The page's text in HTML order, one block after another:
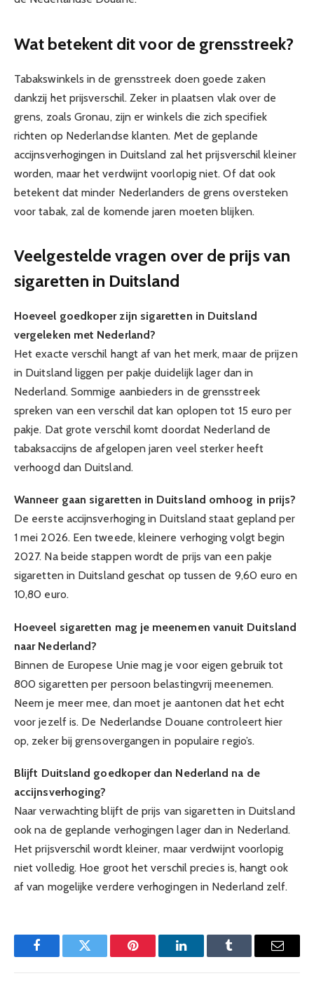
Wat betekent dit voor de grensstreek?
Tabakswinkels in de grensstreek doen goede zaken
dankzij het prijsverschil. Zeker in plaatsen vlak over de
grens, zoals Gronau, zijn er winkels die zich specifiek
richten op Nederlandse klanten. Met de geplande
accijnsverhogingen in Duitsland zal het prijsverschil kleiner
worden, maar het verdwijnt voorlopig niet. Of dat ook
betekent dat minder Nederlanders de grens oversteken
voor tabak, zal de komende jaren moeten blijken.
Veelgestelde vragen over de prijs van
sigaretten in Duitsland
Hoeveel goedkoper zijn sigaretten in Duitsland
vergeleken met Nederland?
Het exacte verschil hangt af van het merk, maar de prijzen
in Duitsland liggen per pakje duidelijk lager dan in
Nederland. Sommige aanbieders in de grensstreek
spreken van een verschil dat kan oplopen tot 15 euro per
pakje. Dat grote verschil komt doordat Nederland de
tabaksaccijns de afgelopen jaren veel sterker heeft
verhoogd dan Duitsland.
Wanneer gaan sigaretten in Duitsland omhoog in prijs?
De eerste accijnsverhoging in Duitsland staat gepland per
1 mei 2026. Een tweede, kleinere verhoging volgt begin
2027. Na beide stappen wordt de prijs van een pakje
sigaretten in Duitsland geschat op tussen de 9,60 euro en
10,80 euro.
Hoeveel sigaretten mag je meenemen vanuit Duitsland
naar Nederland?
Binnen de Europese Unie mag je voor eigen gebruik tot
800 sigaretten per persoon belastingvrij meenemen.
Neem je meer mee, dan moet je aantonen dat het echt
voor jezelf is. De Nederlandse Douane controleert hier
op, zeker bij grensovergangen in populaire regio’s.
Blijft Duitsland goedkoper dan Nederland na de
accijnsverhoging?
Naar verwachting blijft de prijs van sigaretten in Duitsland
ook na de geplande verhogingen lager dan in Nederland.
Het prijsverschil wordt kleiner, maar verdwijnt voorlopig
niet volledig. Hoe groot het verschil precies is, hangt ook
af van mogelijke verdere verhogingen in Nederland zelf.
FacebookTwitter Pinterest LinkedInTumblr Email